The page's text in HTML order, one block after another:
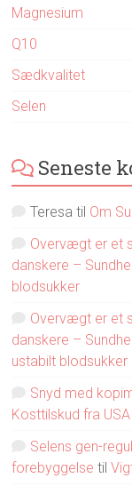
Magnesium
Q10
Sædkvalitet
Selen
Seneste
Teresa til Om
Overvægt er et
danskere –
blodsukker
Overvægt er et
danskere –
ustabilt blodsukker
Snyd med
Kosttilskud fra
Selens gen-
forebyggelse til